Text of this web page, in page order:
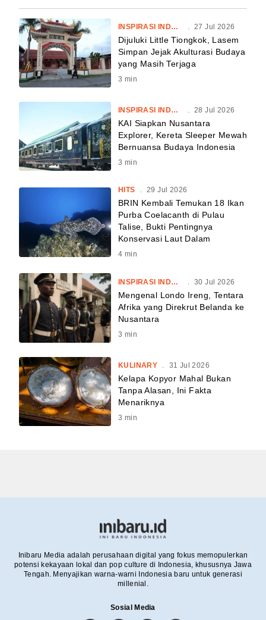
INSPIRASI INDONESIA . 27 Jul 2026
Dijuluki Little Tiongkok, Lasem
Simpan Jejak Akulturasi Budaya
yang Masih Terjaga
3 min
INSPIRASI INDONESIA . 28 Jul 2026
KAI Siapkan Nusantara
Explorer, Kereta Sleeper Mewah
Bernuansa Budaya Indonesia
3 min
HITS . 29 Jul 2026
BRIN Kembali Temukan 18 Ikan
Purba Coelacanth di Pulau
Talise, Bukti Pentingnya
Konservasi Laut Dalam
4 min
INSPIRASI INDONESIA 30 Jul 2026
Mengenal Londo Ireng, Tentara
Afrika yang Direkrut Belanda ke
Nusantara
3 min
KULINARY 31 Jul 2026
Kelapa Kopyor Mahal Bukan
Tanpa Alasan, Ini Fakta
Menariknya
3 min
Inibaru Media adalah perusahaan digital yang fokus memopulerkan
potensi kekayaan lokal dan pop culture di Indonesia, khususnya Jawa
Tengah. Menyajikan warna-warni Indonesia baru untuk generasi
millenial.
Sosial Media